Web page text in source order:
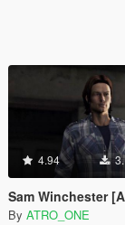
4.94
Sam Winchester
By ATRO_ONE